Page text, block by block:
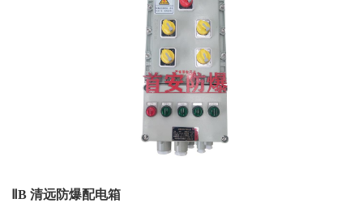
ⅡB 清远防爆配电箱